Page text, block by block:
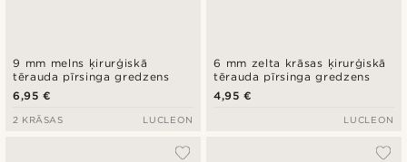
9 mm melns ķirurģiskā
tērauda pīrsinga gredzens
6,95 €
2 KRĀSAS LUCLEON
6 mm zelta krāsas ķirurģiskā
tērauda pīrsinga gredzens
4,95 €
LUCLEON